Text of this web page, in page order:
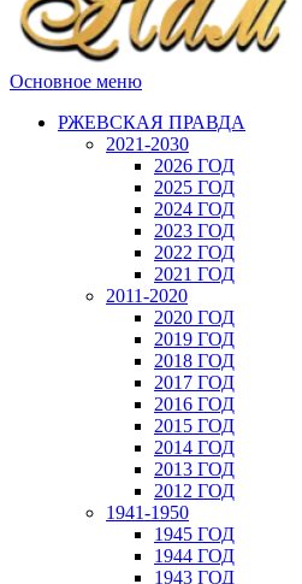
Основное меню
РЖЕВСКАЯ ПРАВДА
2021-2030
2026 ГОД
2025 ГОД
2024 ГОД
2023 ГОД
2022 ГОД
2021 ГОД
2011-2020
2020 ГОД
2019 ГОД
2018 ГОД
2017 ГОД
2016 ГОД
2015 ГОД
2014 ГОД
2013 ГОД
2012 ГОД
1941-1950
1945 ГОД
1944 ГОД
1943 ГОД